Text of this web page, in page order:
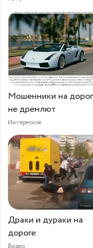
Мошенники на
не дремлют
Интересное
Драки и дураки на
дороге
Видео